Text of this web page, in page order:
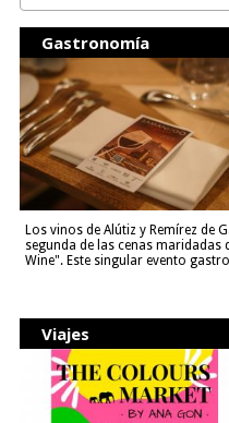
Gastronomía
Los vinos de Alútiz y Remírez de
segunda de las cenas maridadas
Wine". Este singular evento
Viajes